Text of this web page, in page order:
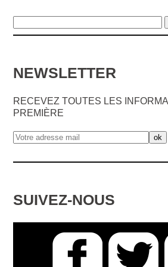
NEWSLETTER
RECEVEZ TOUTES LES
PREMIÈRE
SUIVEZ-NOUS